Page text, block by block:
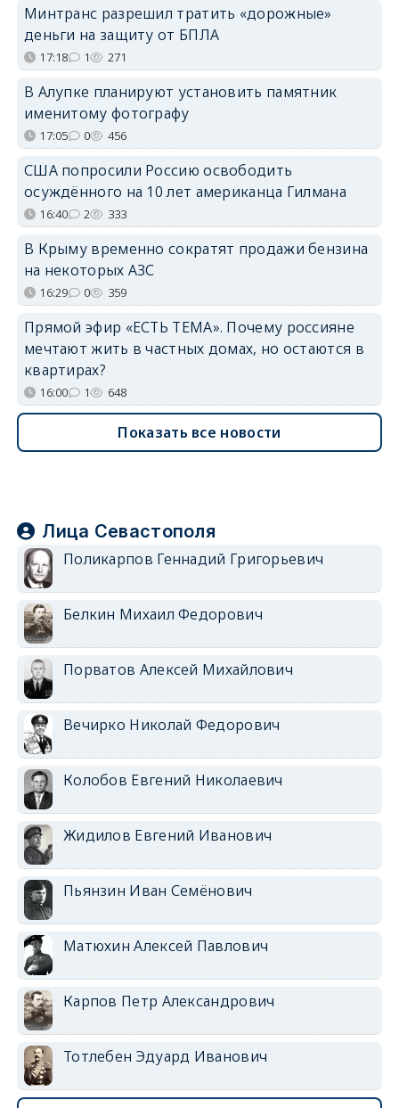
Минтранс разрешил тратить «дорожные»
деньги на защиту от БПЛА
17:18 1 271
В Алупке планируют установить памятник
именитому фотографу
17:05 0 456
США попросили Россию освободить
осуждённого на 10 лет американца Гилмана
16:40 2 333
В Крыму временно сократят продажи бензина
на некоторых АЗС
16:29 0 359
Прямой эфир «ЕСТЬ ТЕМА». Почему россияне
мечтают жить в частных домах, но остаются в
квартирах?
16:00 1 648
Показать все новости
Лица Севастополя
Поликарпов Геннадий Григорьевич
Белкин Михаил Федорович
Порватов Алексей Михайлович
Вечирко Николай Федорович
Колобов Евгений Николаевич
Жидилов Евгений Иванович
Пьянзин Иван Семёнович
Матюхин Алексей Павлович
Карпов Петр Александрович
Тотлебен Эдуард Иванович